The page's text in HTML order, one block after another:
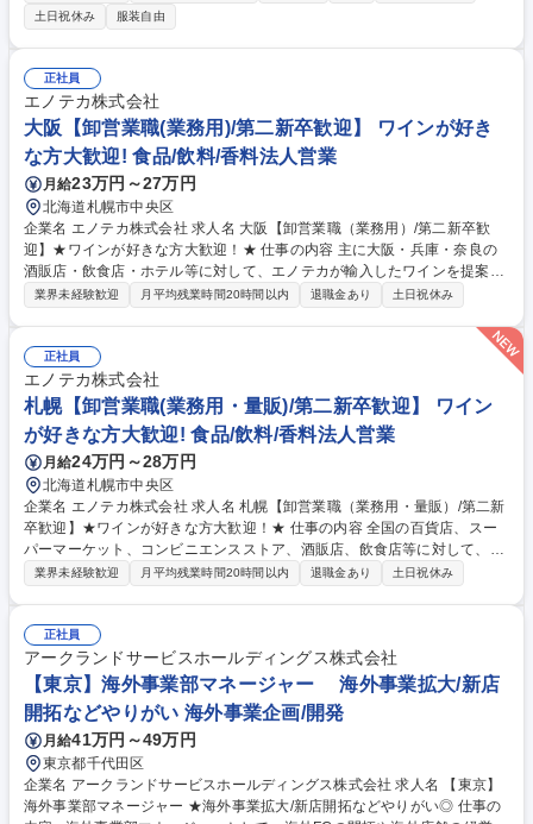
力会社など）を中心にお任せします。 【詳細】■ネット、電話、外部より
問い合わせをいただいた顧客への説明■社内で紹介を受けたお客様へ対し
ての説明■契約書締結、書類関係の作成 ■施設案内（現地への招待）■イベ
ント案内（勧誘の為の招待＋既存会員向け）■イベント企画/運営（どうい
ったイベントを実施するかマーケティング担当とのミーティング、会員様
のアテンド、運営側スタッフとしての対応）■顧客管理（データ管理）※
ノルマはチーム/個人で設定） 募集職種 【港区/営業】完全会員制の営業/英
語力活用/評価制度充実
土日祝休み
服装自由
正社員
エノテカ株式会社
大阪【卸営業職(業務用)/第二新卒歓迎】 ワインが好き
な方大歓迎! 食品/飲料/香料法人営業
月給23万円～27万円
北海道札幌市中央区
企業名 エノテカ株式会社 求人名 大阪【卸営業職（業務用）/第二新卒歓
迎】★ワインが好きな方大歓迎！★ 仕事の内容 主に大阪・兵庫・奈良の
酒販店・飲食店・ホテル等に対して、エノテカが輸入したワインを提案・
営業する業務用営業の仕事です。第二新卒歓迎です。 ■顧客の課題把握、
ワインの提案 ■既存顧客中心です。新規営業もありますが、そのほとんど
が紹介による新規店となります。 募集職種 大阪【卸営業職（業務用）/第
二新卒歓迎】★ワインが好きな方大歓迎！★
業界未経験歓迎 月平均残業時間20時間以内 退職金あり 土日祝休み
正社員
エノテカ株式会社
札幌【卸営業職(業務用・量販)/第二新卒歓迎】 ワイン
が好きな方大歓迎! 食品/飲料/香料法人営業
月給24万円～28万円
北海道札幌市中央区
企業名 エノテカ株式会社 求人名 札幌【卸営業職（業務用・量販）/第二新
卒歓迎】★ワインが好きな方大歓迎！★ 仕事の内容 全国の百貨店、スー
パーマーケット、コンビニエンスストア、酒販店、飲食店等に対して、エ
ノテカが輸入したワインを提案・営業する仕事です。 先輩や上司からの教
ながるエノテカワインの提案 -顧客のブランド力向上につながるエノテカ
ワインの提案 ・既存顧客中心の営業スタイルですが、新規開拓の営業もあ
ります。 ※業務用と小売（量販・百貨店）の両業態を担当する事あり。一
人当たり約10社ほど担当。営業の割合は既存80：新規20。 募集職種 札幌
【卸営業職（業務用・量販）/第二新卒歓迎】★ワインが好きな方大歓迎！
★
業界未経験歓迎 月平均残業時間20時間以内 退職金あり 土日祝休み
正社員
アークランドサービスホールディングス株式会社
【東京】海外事業部マネージャー 海外事業拡大/新店
開拓などやりがい 海外事業企画/開発
月給41万円～49万円
東京都千代田区
企業名 アークランドサービスホールディングス株式会社 求人名 【東京】
海外事業部マネージャー ★海外事業拡大/新店開拓などやりがい◎ 仕事の